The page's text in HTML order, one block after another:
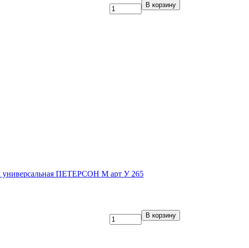
В корзину
универсальная ПЕТЕРСОН М арт У 265
В корзину